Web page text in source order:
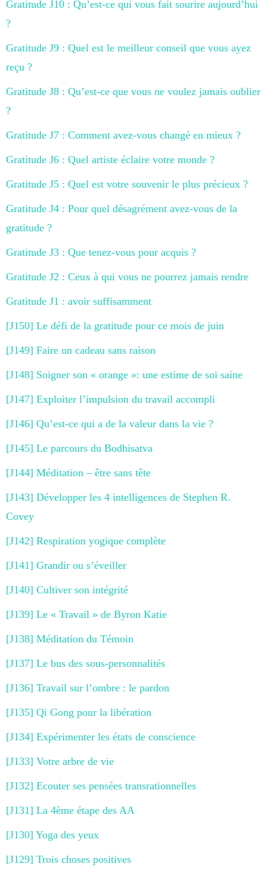
Gratitude J10 : Qu’est-ce qui vous fait sourire aujourd’hui
?
Gratitude J9 : Quel est le meilleur conseil que vous ayez
reçu ?
Gratitude J8 : Qu’est-ce que vous ne voulez jamais oublier
?
Gratitude J7 : Comment avez-vous changé en mieux ?
Gratitude J6 : Quel artiste éclaire votre monde ?
Gratitude J5 : Quel est votre souvenir le plus précieux ?
Gratitude J4 : Pour quel désagrément avez-vous de la
gratitude ?
Gratitude J3 : Que tenez-vous pour acquis ?
Gratitude J2 : Ceux à qui vous ne pourrez jamais rendre
Gratitude J1 : avoir suffisamment
[J150] Le défi de la gratitude pour ce mois de juin
[J149] Faire un cadeau sans raison
[J148] Soigner son « orange »: une estime de soi saine
[J147] Exploiter l’impulsion du travail accompli
[J146] Qu’est-ce qui a de la valeur dans la vie ?
[J145] Le parcours du Bodhisatva
[J144] Méditation – être sans tête
[J143] Développer les 4 intelligences de Stephen R.
Covey
[J142] Respiration yogique complète
[J141] Grandir ou s’éveiller
[J140] Cultiver son intégrité
[J139] Le « Travail » de Byron Katie
[J138] Méditation du Témoin
[J137] Le bus des sous-personnalités
[J136] Travail sur l’ombre : le pardon
[J135] Qi Gong pour la libération
[J134] Expérimenter les états de conscience
[J133] Votre arbre de vie
[J132] Ecouter ses pensées transrationnelles
[J131] La 4ème étape des AA
[J130] Yoga des yeux
[J129] Trois choses positives